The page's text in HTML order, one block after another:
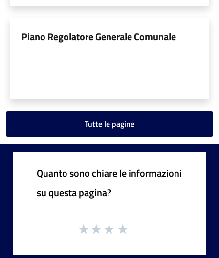
Piano Regolatore Generale Comunale
Tutte le pagine
Quanto sono chiare le informazioni
su questa pagina?